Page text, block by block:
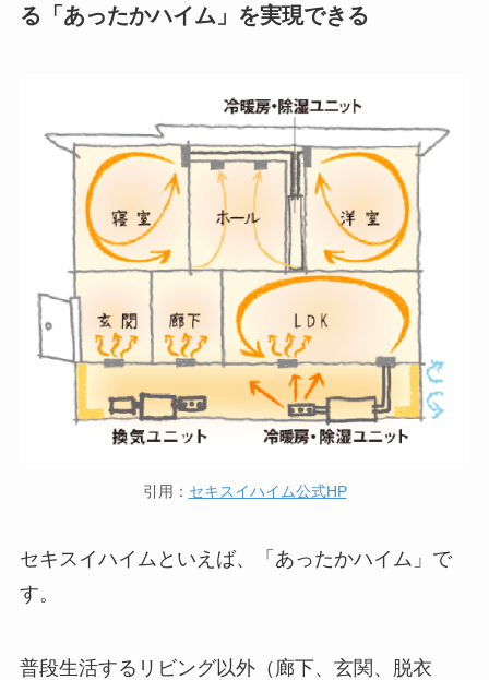
る「あったかハイム」を実現できる
引用： セキスイハイム公式HP
セキスイハイムといえば、「あったかハイム」で
す。
普段生活するリビング以外（廊下、玄関、脱衣